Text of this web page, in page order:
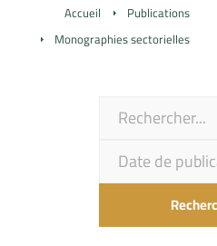
Accueil
Publications
Monographies sectorielles